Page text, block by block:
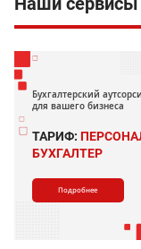
Бухгалтерский
для вашего бизнеса
ТАРИФ:
БУХГАЛТЕР
Подробнее